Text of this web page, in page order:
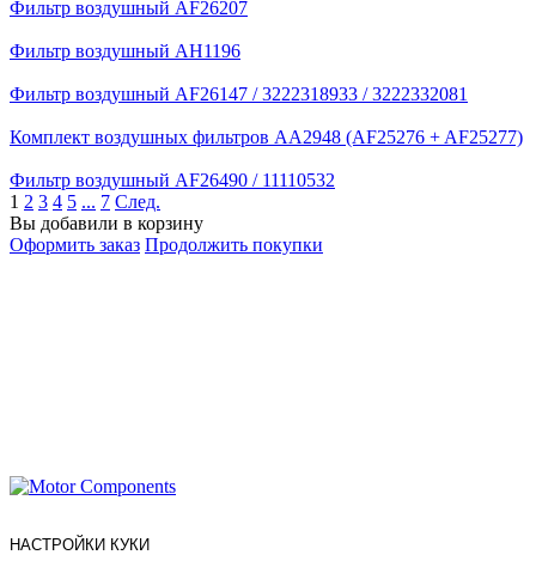
Фильтр воздушный AF26207
Фильтр воздушный AH1196
Фильтр воздушный AF26147 / 3222318933 / 3222332081
Комплект воздушных фильтров AA2948 (AF25276 + AF25277)
Фильтр воздушный AF26490 / 11110532
1 2 3 4 5 ... 7 След.
Вы добавили в корзину
Оформить заказ Продолжить покупки
НАСТРОЙКИ КУКИ